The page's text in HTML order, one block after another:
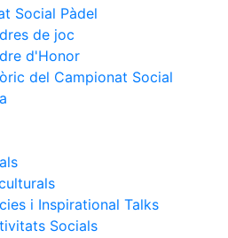
Social Pàdel
de joc
d'Honor
del Campionat Social
i Inspirational Talks
Socials